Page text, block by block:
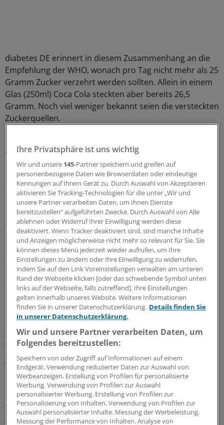
diabetes DE erinnert in diesem Zusammenhang an die
Empfehlung der WHO, wonach pro Tag nicht mehr als 25
Gramm Zucker verzehrt werden sollten. Allein in einem
Glas (250ml) Coca Cola steckten aber bereits 26,5
Gramm. Noch viel weniger bekannt seien die versteckten
Zuckerquellen.
vielen verpackten Lebensmitteln wie Müsli, Pizza oder
Fertigsaucen steckt. Die meisten meinen, sich mit einem
Glas Apfelrotkohl etwas besonders Gesundes zu kaufen
– dabei ist er eine Zuckerbombe!", so Nicole Mattig-
Fabian, Geschäftsführerin von diabetesDE – Deutsche
Diabetes-Hilfe. Da die Lebensmittelindustrie für
versteckten zugesetzten Zucker in der Zutatenliste
immer neue Namen erfinde, rät sie, sich die
Nährwerttabelle auf der Rückseite der Verpackungen
anzusehen. Hier müsse der Zuckergehalt in Gramm pro
100 Gramm Lebensmittel seit letztem Jahr deklariert
sein.
Bei der Facebook-Challenge darf jeder für sich selbst
entscheiden, wie er den Begriff zuckerfrei für sich
auslegen möchte. Kein raffinierter Zucker, kein
Weißmehl, kein Alkohol, kein Nutellabrot, kein Honig –
jeder darf sich seine eigenen Ziele setzen.
Die Initiatorinnen Andrea Ballschuh und Fabienne Bill
haben auf der Grundlage ihrer Erfahrung aus den
vergangenen beiden Jahren zudem jetzt ein Buch
geschrieben: "Zucker is(s) nicht!" erscheint Ende Februar
Ihre Privatsphäre ist uns wichtig
Wir und unsere 145-Partner speichern und greifen auf
personenbezogene Daten wie Browserdaten oder eindeutige
Kennungen auf Ihrem Gerät zu. Durch Auswahl von Akzeptieren
aktivieren Sie Tracking-Technologien für die unter „Wir und
unsere Partner verarbeiten Daten, um Ihnen Dienste
bereitzustellen“ aufgeführten Zwecke. Durch Auswahl von Alle
ablehnen oder Widerruf Ihrer Einwilligung werden diese
deaktiviert. Wenn Tracker deaktiviert sind, sind manche Inhalte
und Anzeigen möglicherweise nicht mehr so relevant für Sie. Sie
können dieses Menü jederzeit wieder aufrufen, um Ihre
Einstellungen zu ändern oder Ihre Einwilligung zu widerrufen,
indem Sie auf den Link Voreinstellungen verwalten am unteren
Rand der Webseite klicken [oder das schwebende Symbol unten
links auf der Webseite, falls zutreffend]. Ihre Einstellungen
gelten innerhalb unseres Website. Weitere Informationen
finden Sie in unserer Datenschutzerklärung. Details finden Sie
in unserer Datenschutzerklärung.
Wir und unsere Partner verarbeiten Daten, um
Folgendes bereitzustellen:
Speichern von oder Zugriff auf Informationen auf einem
Endgerät. Verwendung reduzierter Daten zur Auswahl von
Werbeanzeigen. Erstellung von Profilen für personalisierte
Werbung. Verwendung von Profilen zur Auswahl
personalisierter Werbung. Erstellung von Profilen zur
Personalisierung von Inhalten. Verwendung von Profilen zur
Auswahl personalisierter Inhalte. Messung der Werbeleistung.
Messung der Performance von Inhalten. Analyse von